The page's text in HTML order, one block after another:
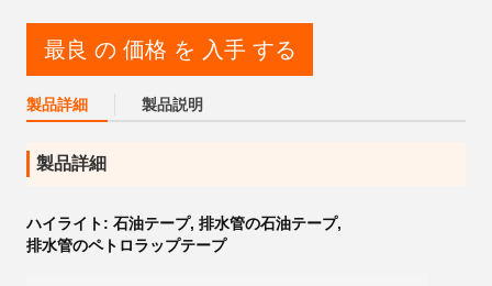
最良 の 価格 を 入手 する
製品詳細 製品説明
製品詳細
ハイライト: 石油テープ, 排水管の石油テープ,
排水管のペトロラップテープ